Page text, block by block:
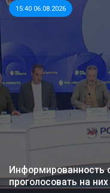
15:40 06.08.2026
Информированность
проголосовать на